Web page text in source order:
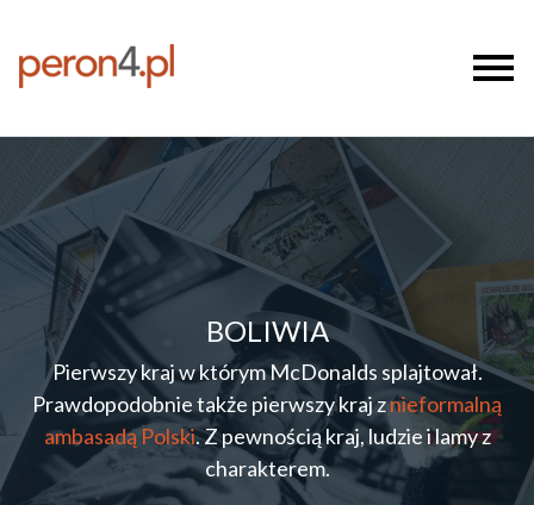
BOLIWIA
Pierwszy kraj w którym McDonalds splajtował.
Prawdopodobnie także pierwszy kraj znieformalną
ambasadą Polski. Z pewnością kraj, ludzie i lamy z
charakterem.